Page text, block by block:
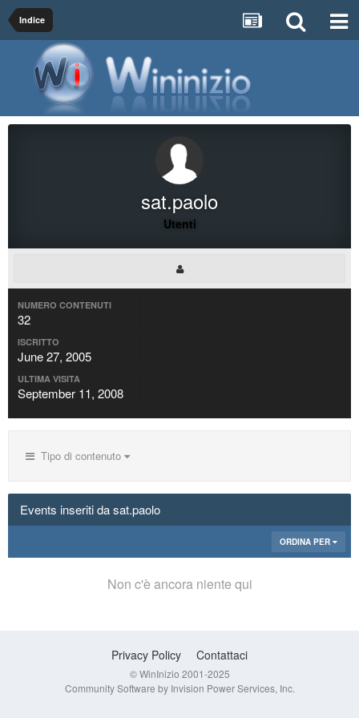
Indice
sat.paolo
Utenti
NUMERO CONTENUTI
32
ISCRITTO
June 27, 2005
ULTIMA VISITA
September 11, 2008
Tipo di contenuto
Events inseriti da sat.paolo
ORDINA PER
Non c'è ancora niente qui
Privacy Policy Contattaci
© WinInizio 2001-2025
Community Software by Invision Power Services, Inc.